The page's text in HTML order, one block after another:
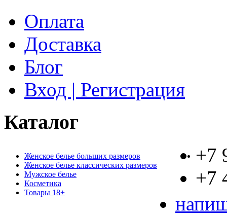
Оплата
Доставка
Блог
Вход | Регистрация
Каталог
Женское белье больших размеров
Женское белье классических размеров
Мужское белье
Косметика
Товары 18+
+7
+7